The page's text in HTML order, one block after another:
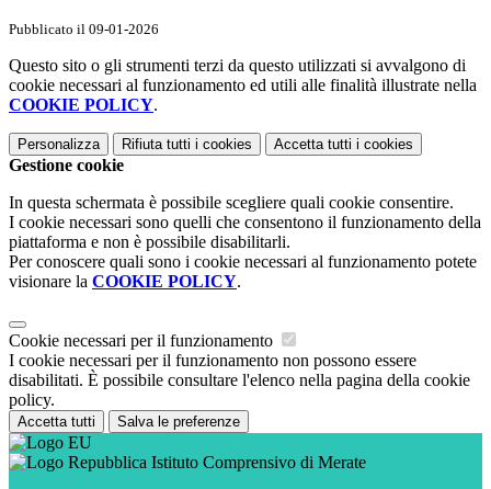
Pubblicato il 09-01-2026
Questo sito o gli strumenti terzi da questo utilizzati si avvalgono di
cookie necessari al funzionamento ed utili alle finalità illustrate nella
COOKIE POLICY.
Personalizza Rifiuta tutti i cookies Accetta tutti i cookies
Gestione cookie
In questa schermata è possibile scegliere quali cookie consentire.
I cookie necessari sono quelli che consentono il funzionamento della
piattaforma e non è possibile disabilitarli.
Per conoscere quali sono i cookie necessari al funzionamento potete
visionare la COOKIE POLICY.
Cookie necessari per il funzionamento
I cookie necessari per il funzionamento non possono essere
disabilitati. È possibile consultare l'elenco nella pagina della cookie
policy.
Accetta tutti Salva le preferenze
Istituto Comprensivo di Merate